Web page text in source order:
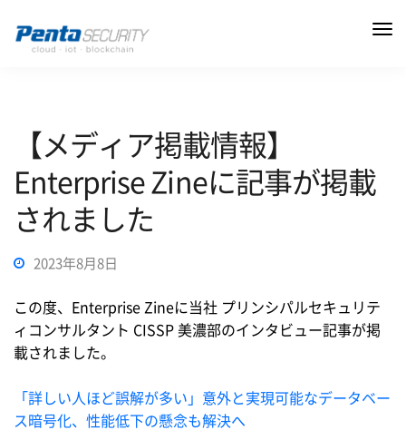
【メディア掲載情報】
Enterprise Zineに記事が掲載
されました
2023年8月8日
この度、Enterprise Zineに当社 プリンシパルセキュリテ
ィコンサルタント CISSP 美濃部のインタビュー記事が掲
載されました。
「詳しい人ほど誤解が多い」意外と実現可能なデータベー
ス暗号化、性能低下の懸念も解決へ